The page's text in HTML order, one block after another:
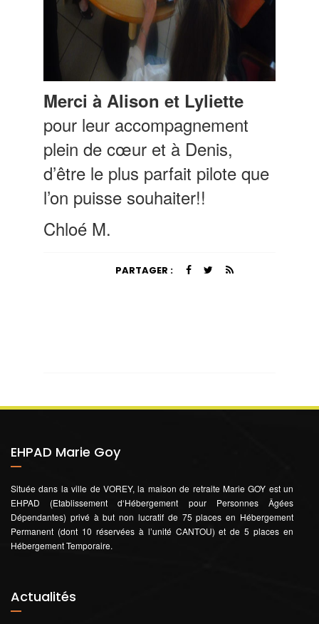
Merci à Alison et Lyliette
pour leur accompagnement
plein de cœur et à Denis,
d’être le plus parfait pilote que
l’on puisse souhaiter!!
Chloé M.
PARTAGER :
EHPAD Marie Goy
Située dans la ville de VOREY, la maison de retraite Marie GOY est un
EHPAD (Etablissement d‘Hébergement pour Personnes Âgées
Dépendantes) privé à but non lucratif de 75 places en Hébergement
Permanent (dont 10 réservées à l’unité CANTOU) et de 5 places en
Hébergement Temporaire.
Actualités